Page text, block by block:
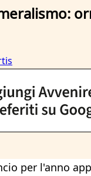
per l'anno